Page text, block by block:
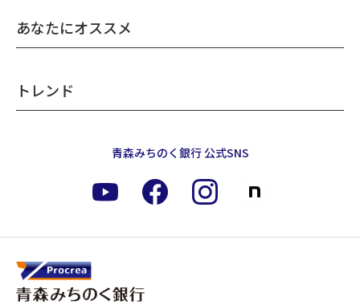
あなたにオススメ
トレンド
青森みちのく銀行 公式SNS